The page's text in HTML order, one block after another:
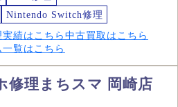
Nintendo Switch修理
実績はこちら 中古買取はこちら
一覧はこちら
修理まちスマ 岡崎店